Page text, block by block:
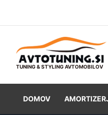
TUNING & STYLING AVTOMOBILOV
DOMOV